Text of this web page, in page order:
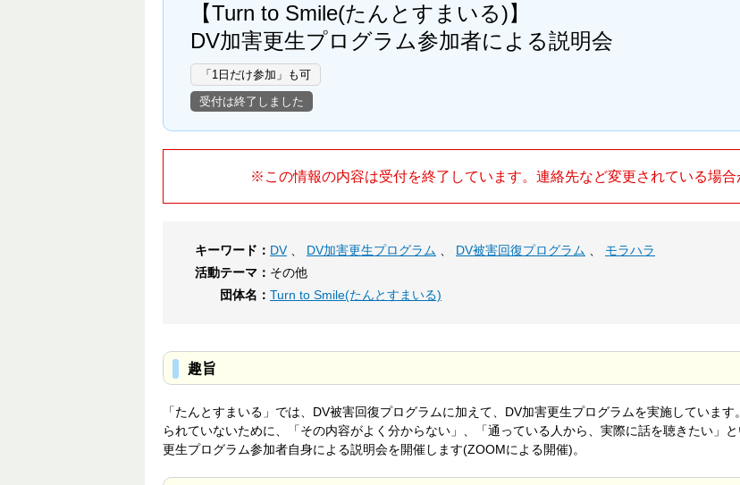
【Turn to Smile(たんとすまいる)】
DV加害更生プログラム参加者による説明会
「1日だけ参加」も可
受付は終了しました
※この情報の内容は受付を終了しています。連絡先など変更されている場合
キーワード： DV、 DV加害更生プログラム DV被害回復プログラム
モラハラ
活動テーマ： その他
団体名： Turn to Smile(たんとすまいる)
趣旨
「たんとすまいる」では、DV被害回復プログラムに加えて、DV加害更生プログラムを実施していま
られていないために、「その内容がよく分からない」、「通っている人から、実際に話を聴きたい」
更生プログラム参加者自身による説明会を開催します(ZOOMによる開催)。